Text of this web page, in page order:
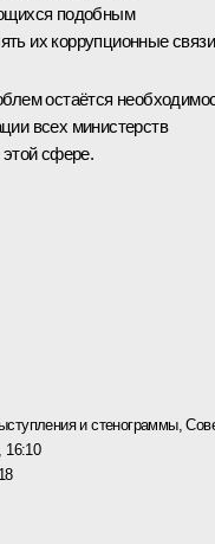
подобным
их коррупционные
остаётся
всех министерств
сфере.
и стенограммы,
16:10